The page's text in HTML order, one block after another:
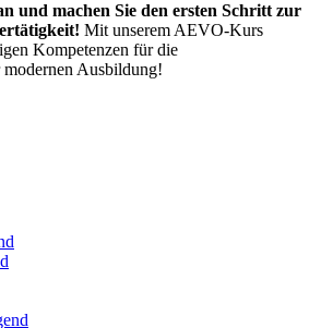
und machen Sie den ersten Schritt zur
Mit unserem AEVO-Kurs
Kompetenzen für die
Ausbildung!